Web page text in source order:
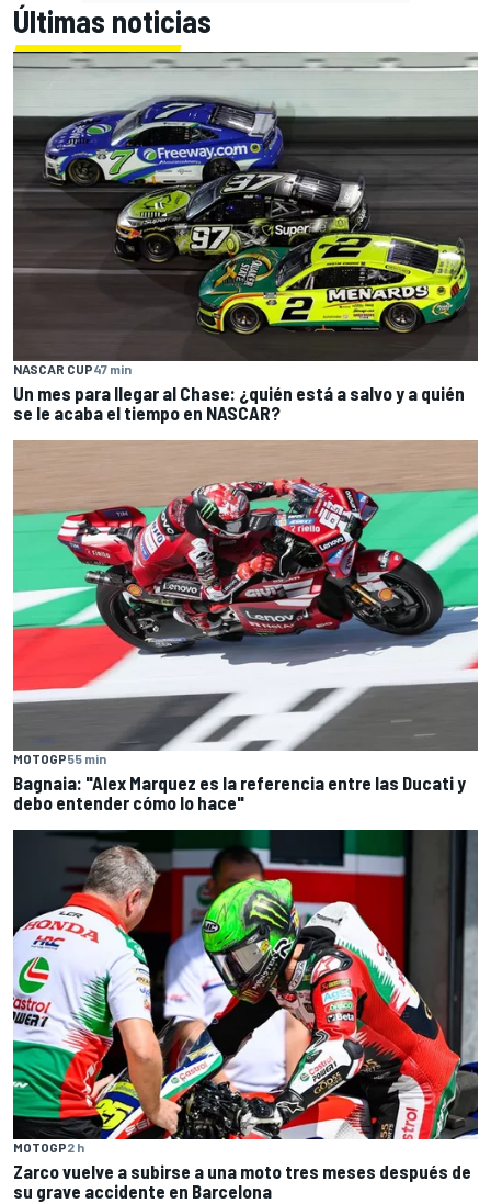
Últimas noticias
NASCAR CUP47 min
Un mes para llegar al Chase: ¿quién está a salvo y a quién
se le acaba el tiempo en NASCAR?
MOTOGP55 min
Bagnaia: "Alex Marquez es la referencia entre las Ducati y
debo entender cómo lo hace"
MOTOGP2 h
Zarco vuelve a subirse a una moto tres meses después de
su grave accidente en Barcelona